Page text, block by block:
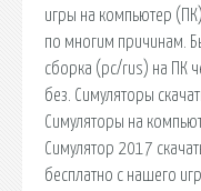
игры на компьютер
по многим причинам.
cборка (pc/rus) на ПК
без. Симуляторы
Симуляторы на
Симулятор 2017
бесплатно с нашего